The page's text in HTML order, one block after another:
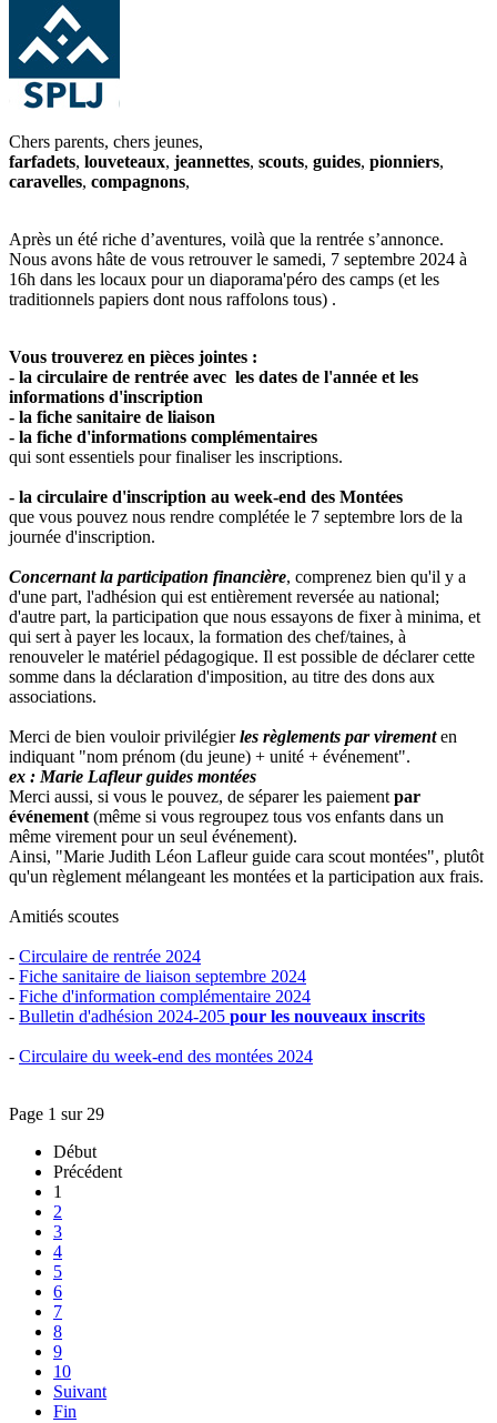
Chers parents, chers jeunes,
farfadets, louveteaux, jeannettes, scouts, guides, pionniers,
caravelles, compagnons,
Après un été riche d’aventures, voilà que la rentrée s’annonce.
Nous avons hâte de vous retrouver le samedi, 7 septembre 2024 à
16h dans les locaux pour un diaporama'péro des camps (et les
traditionnels papiers dont nous raffolons tous) .
Vous trouverez en pièces jointes :
- la circulaire de rentrée avec les dates de l'année et les
informations d'inscription
- la fiche sanitaire de liaison
- la fiche d'informations complémentaires
qui sont essentiels pour finaliser les inscriptions.
- la circulaire d'inscription au week-end des Montées
que vous pouvez nous rendre complétée le 7 septembre lors de la
journée d'inscription.
Concernant la participation financière, comprenez bien qu'il y a
d'une part, l'adhésion qui est entièrement reversée au national;
d'autre part, la participation que nous essayons de fixer à minima, et
qui sert à payer les locaux, la formation des chef/taines, à
renouveler le matériel pédagogique. Il est possible de déclarer cette
somme dans la déclaration d'imposition, au titre des dons aux
associations.
Merci de bien vouloir privilégierles règlements par virementen
indiquant "nom prénom (du jeune) + unité + événement".
ex : Marie Lafleur guides montées
Merci aussi, si vous le pouvez, de séparer les paiement par
événement (même si vous regroupez tous vos enfants dans un
même virement pour un seul événement).
Ainsi, "Marie Judith Léon Lafleur guide cara scout montées", plutôt
qu'un règlement mélangeant les montées et la participation aux frais.
Amitiés scoutes
- Circulaire de rentrée 2024
- Fiche sanitaire de liaison septembre 2024
- Fiche d'information complémentaire 2024
- Bulletin d'adhésion 2024-205 pour les nouveaux inscrits
- Circulaire du week-end des montées 2024
Page 1 sur 29
Début
Précédent
1
2
3
4
5
6
7
8
9
10
Suivant
Fin